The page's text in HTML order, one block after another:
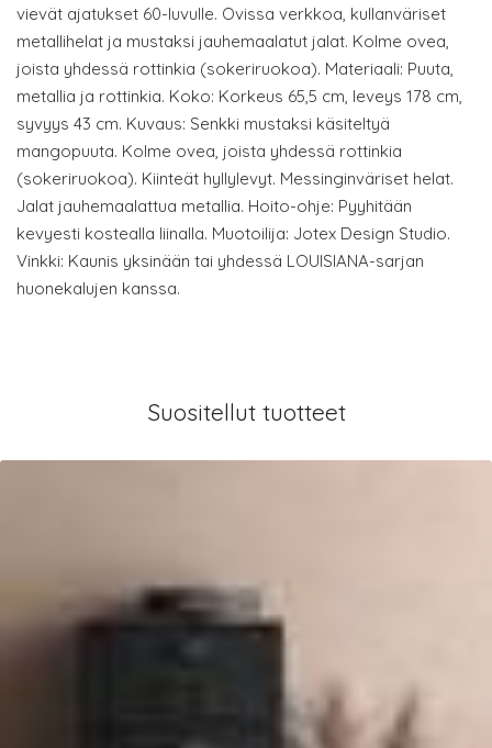
vievät ajatukset 60-luvulle. Ovissa verkkoa, kullanväriset
metallihelat ja mustaksi jauhemaalatut jalat. Kolme ovea,
joista yhdessä rottinkia (sokeriruokoa). Materiaali: Puuta,
metallia ja rottinkia. Koko: Korkeus 65,5 cm, leveys 178 cm,
syvyys 43 cm. Kuvaus: Senkki mustaksi käsiteltyä
mangopuuta. Kolme ovea, joista yhdessä rottinkia
(sokeriruokoa). Kiinteät hyllylevyt. Messinginväriset helat.
Jalat jauhemaalattua metallia. Hoito-ohje: Pyyhitään
kevyesti kostealla liinalla. Muotoilija: Jotex Design Studio.
Vinkki: Kaunis yksinään tai yhdessä LOUISIANA-sarjan
huonekalujen kanssa.
Suositellut tuotteet